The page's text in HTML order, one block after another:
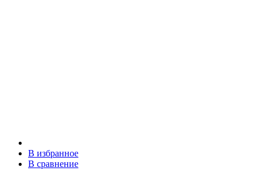
В избранное
В сравнение